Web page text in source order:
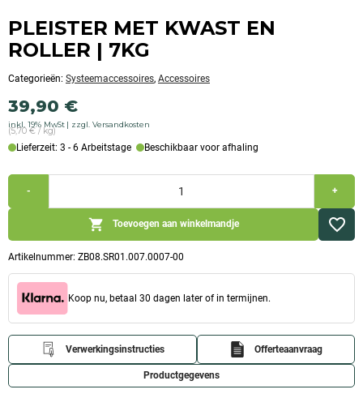
als:
Systeemaccessoires,Accessoires
PLEISTER MET KWAST EN
ROLLER | 7KG
Artikelnummer: ZB08.SR01.007.0007-00
Categorieën: Systeemaccessoires, Accessoires
39,90 €
inkl. 19% MwSt zzgl. Versandkosten
(5,70 € / kg)
-
Pleister
kwast
|
7kg
hoeveelheid
+
Toevoegen aan winkelmandje
Koop nu, betaal 30 dagen later of in termijnen.
Lieferzeit: 3 - 6 Arbeitstage Beschikbaar voor afhaling
Verwerkingsinstructies Offerteaanvraag
Productgegevens